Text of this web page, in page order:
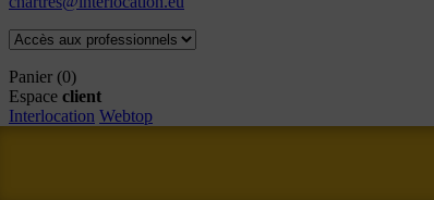
Panier (0)
Espace client
Interlocation Webtop